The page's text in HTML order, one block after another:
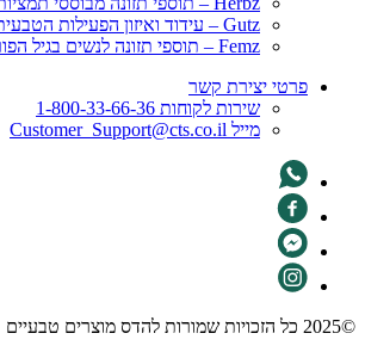
Gutz – עידוד ואיזון הפעילות הטבעית
Femz – תוספי תזונה לנשים בגיל הפוריות
פרטי יצירת קשר
שירות לקוחות 1-800-33-66-36
מייל Customer_Support@cts.co.il
©2025 כל הזכויות שמורות להדס מוצרים טבעיים